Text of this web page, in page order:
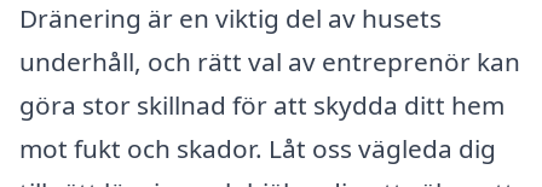
Dränering är en viktig del av husets
underhåll, och rätt val av entreprenör kan
göra stor skillnad för att skydda ditt hem
mot fukt och skador. Låt oss vägleda dig